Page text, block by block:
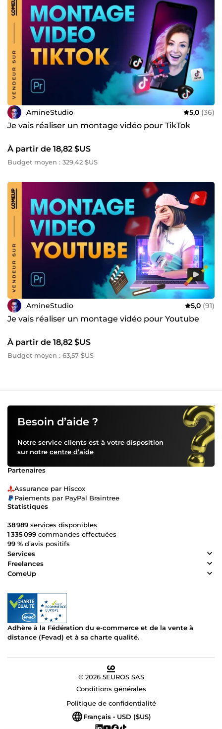
AmineStudio 5,0 (36)
Je vais réaliser un montage vidéo pour TikTok
À partir de 18,82 $US
Budget moyen : 329,42 $US
AmineStudio 5,0 (91)
Je vais réaliser un montage vidéo pour Youtube
À partir de 18,82 $US
Budget moyen : 63,57 $US
Besoin d’aide ?
Notre service clients est à votre disposition
sur notre centre d’aide
Partenaires
Assurance par Hiscox
Paiements par PayPal Braintree
Statistiques
38 989 services disponibles
1 335 099 commandes effectuées
99 % d’avis positifs
Services
Freelances
ComeUp
Adhère à la Fédération du e-commerce et de la vente à
distance (Fevad) et à sa charte qualité.
© 2026 5EUROS SAS
Conditions générales
Politique de confidentialité
Français • USD ($US)